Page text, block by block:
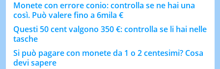
Monete con errore conio: controlla se ne hai una
così. Può valere fino a 6mila €
Questi 50 cent valgono 350 €: controlla se li hai nelle
tasche
Si può pagare con monete da 1 o 2 centesimi? Cosa
devi sapere